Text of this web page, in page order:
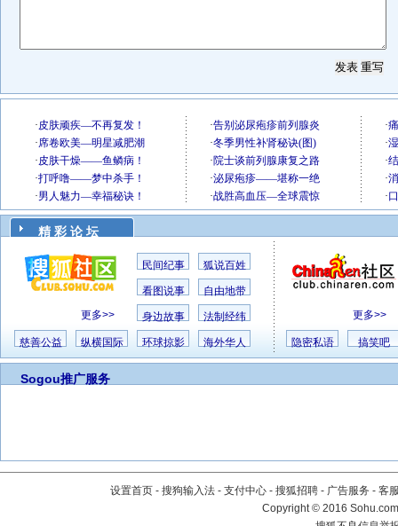
精 彩 论 坛
更多>>
民间纪事 狐说百姓
看图说事 自由地带
身边故事 法制经纬
慈善公益 纵横国际 环球掠影 海外华人
更多>>
隐密私语 搞笑吧
Sogou推广服务
设置首页 - 搜狗输入法 - 支付中心 - 搜狐招聘 - 广告服务 - 客
Copyright©2016